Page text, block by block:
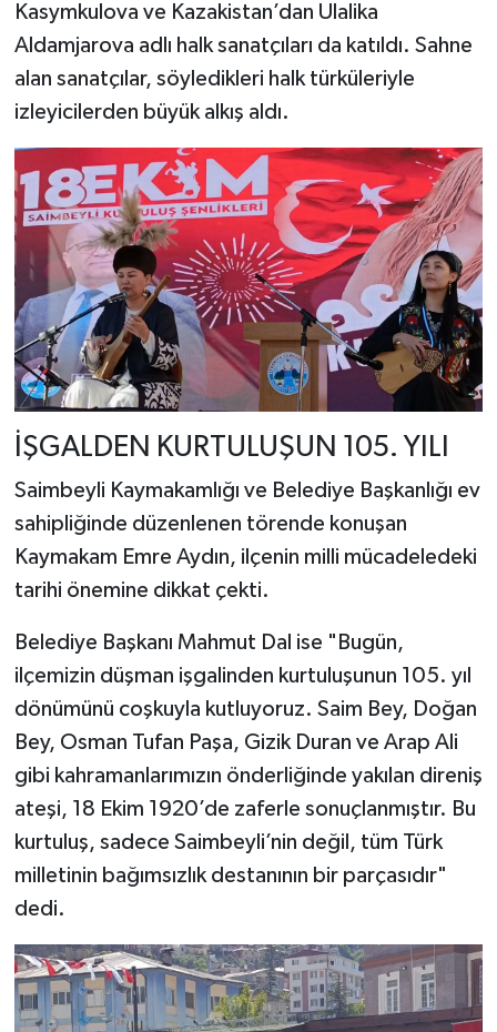
Kasymkulova ve Kazakistan’dan Ulalika
Aldamjarova adlı halk sanatçıları da katıldı. Sahne
alan sanatçılar, söyledikleri halk türküleriyle
izleyicilerden büyük alkış aldı.
İŞGALDEN KURTULUŞUN 105. YILI
Saimbeyli Kaymakamlığı ve Belediye Başkanlığı ev
sahipliğinde düzenlenen törende konuşan
Kaymakam Emre Aydın, ilçenin milli mücadeledeki
tarihi önemine dikkat çekti.
Belediye Başkanı Mahmut Dal ise "Bugün,
ilçemizin düşman işgalinden kurtuluşunun 105. yıl
dönümünü coşkuyla kutluyoruz. Saim Bey, Doğan
Bey, Osman Tufan Paşa, Gizik Duran ve Arap Ali
gibi kahramanlarımızın önderliğinde yakılan direniş
ateşi, 18 Ekim 1920’de zaferle sonuçlanmıştır. Bu
kurtuluş, sadece Saimbeyli’nin değil, tüm Türk
milletinin bağımsızlık destanının bir parçasıdır"
dedi.